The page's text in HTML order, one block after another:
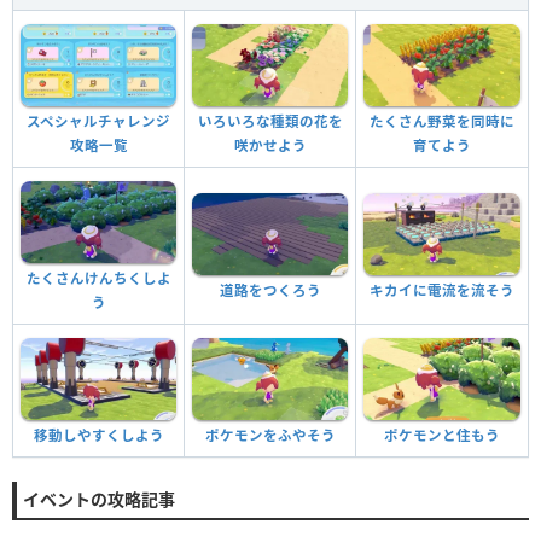
スペシャルチャレンジ
攻略一覧
いろいろな種類の花を
咲かせよう
たくさん野菜を同時に
育てよう
たくさんけんちくしよ
う
道路をつくろう キカイに電流を流そう
移動しやすくしよう ポケモンをふやそう ポケモンと住もう
イベントの攻略記事